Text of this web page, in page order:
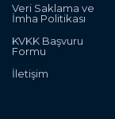
Veri Saklama ve
İmha Politikası
KVKK Başvuru
Formu
İletişim